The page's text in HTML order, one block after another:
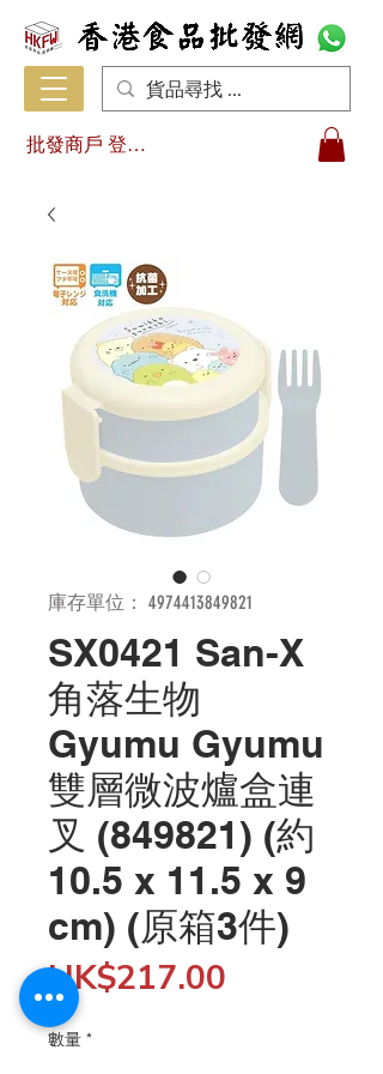
批發商戶 登入/註冊
庫存單位： 4974413849821
SX0421 San-X
角落生物
Gyumu Gyumu
雙層微波爐盒連
叉 (849821) (約
10.5 x 11.5 x 9
cm) (原箱3件)
HK$217.00
數量 *